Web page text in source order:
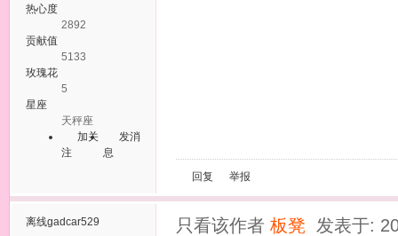
热心度
2892
贡献值
5133
玫瑰花
5
星座
天秤座
加关
注
发消
息
回复 举报
离线gadcar529 只看该作者 板凳 发表于: